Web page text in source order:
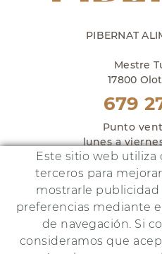
PIBERNAT
Mestre
17800
679
Punto
lunes a
y sábados
Este proyecto ha
Este sitio web utiliza
terceros para
mostrarle publicidad
preferencias mediante
de navegación. Si
consideramos que